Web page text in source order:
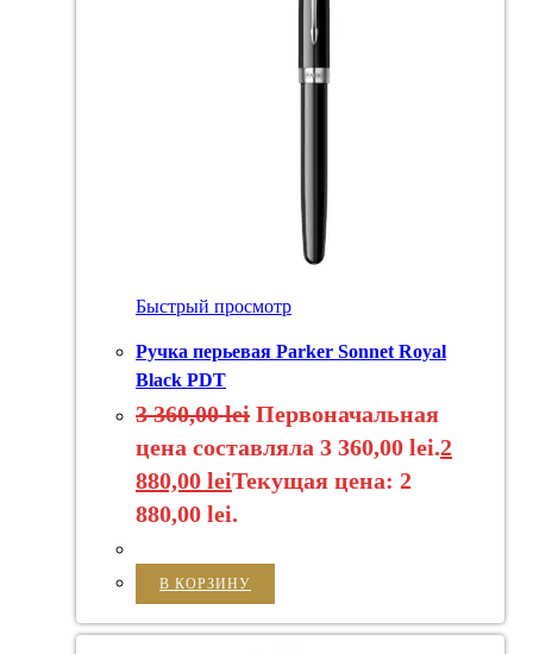
Быстрый просмотр
Ручка перьевая Parker Sonnet Royal
Black PDT
3 360,00lei Первоначальная
цена составляла 3 360,00 lei.2
880,00 leiТекущая цена: 2
880,00 lei.
В КОРЗИНУ